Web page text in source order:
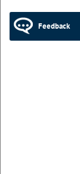
Feedback